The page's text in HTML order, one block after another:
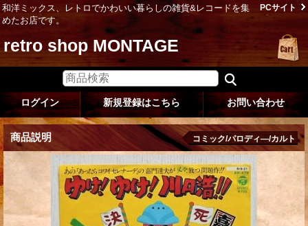
和洋ミックス、レトロでかわいい暮らしの雑貨&レコードを集
めたお店です。
PCサイト
retro shop MONTAGE
ログイン 新規登録はこちら お問い合わせ
商品説明 コミック/パロディ―/カルト